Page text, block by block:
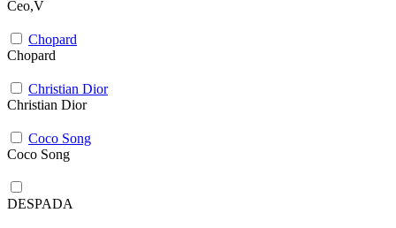
Ceo,V
Chopard
Chopard
Christian Dior
Christian Dior
Coco Song
Coco Song
DESPADA